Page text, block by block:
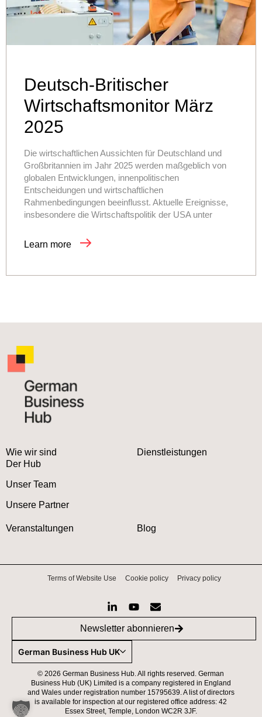
Deutsch-Britischer
Wirtschaftsmonitor März
2025
Die wirtschaftlichen Aussichten für Deutschland und
Großbritannien im Jahr 2025 werden maßgeblich von
globalen Entwicklungen, innenpolitischen
Entscheidungen und wirtschaftlichen
Rahmenbedingungen beeinflusst. Aktuelle Ereignisse,
insbesondere die Wirtschaftspolitik der USA unter
Learn more
Wie wir sind
Der Hub
Unser Team
Unsere Partner
Dienstleistungen
Veranstaltungen Blog
Terms of Website Use Cookie policy Privacy policy
Newsletter abonnieren
German Business Hub UK
©2026 German Business Hub. All rights reserved. German
Business Hub (UK) Limited is a company registered in England
and Wales under registration number 15795639. A list of directors
is available for inspection at our registered office address: 42
Essex Street, Temple, London WC2R 3JF.